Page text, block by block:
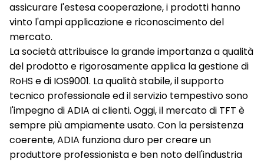
assicurare l'estesa cooperazione, i prodotti hanno
vinto l'ampi applicazione e riconoscimento del
mercato.
La società attribuisce la grande importanza a qualità
del prodotto e rigorosamente applica la gestione di
RoHS e di IOS9001. La qualità stabile, il supporto
tecnico professionale ed il servizio tempestivo sono
l'impegno di ADIA ai clienti. Oggi, il mercato di TFT è
sempre più ampiamente usato. Con la persistenza
coerente, ADIA funziona duro per creare un
produttore professionista e ben noto dell'industria